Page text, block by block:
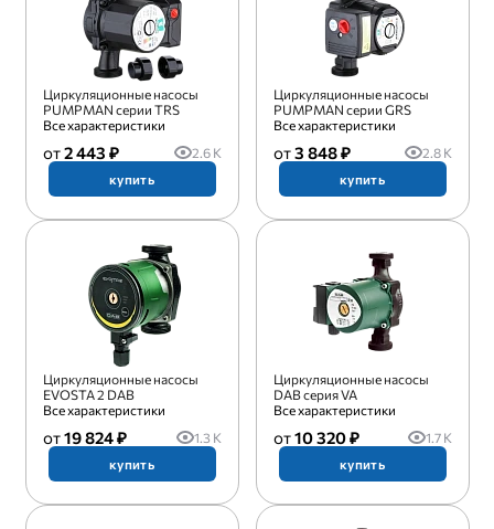
Циркуляционные насосы
PUMPMAN серии TRS
Все характеристики
2 443 ₽
2.6 K
купить
Циркуляционные насосы
PUMPMAN серии GRS
Все характеристики
3 848 ₽
2.8 K
купить
Циркуляционные насосы
EVOSTA 2 DAB
Все характеристики
19 824 ₽
1.3 K
купить
Циркуляционные насосы
DAB серия VA
Все характеристики
10 320 ₽
1.7 K
купить